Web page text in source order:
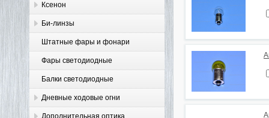
Ксенон
Би-линзы
Штатные фары и фонари
Фары светодиодные
Балки светодиодные
Дневные ходовые огни
Дополнительная оптика